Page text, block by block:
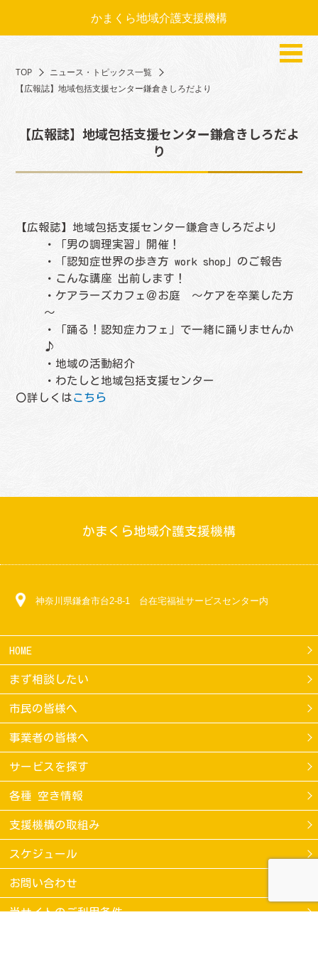
かまくら地域介護支援機構
TOP
ニュース・トピックス一覧
【広報誌】地域包括支援センター鎌倉きしろだより
【広報誌】地域包括支援センター鎌倉きしろだよ
り
【広報誌】地域包括支援センター鎌倉きしろだより
・「男の調理実習」開催！
・「認知症世界の歩き方 work shop」のご報告
・こんな講座 出前します！
・ケアラーズカフェ＠お庭 ～ケアを卒業した方
～
・「踊る！認知症カフェ」で一緒に踊りませんか
♪
・地域の活動紹介
・わたしと地域包括支援センター
〇詳しくはこちら
かまくら地域介護支援機構
神奈川県鎌倉市台2-8-1 台在宅福祉サービスセンター内
HOME
まず相談したい
市民の皆様へ
事業者の皆様へ
サービスを探す
各種 空き情報
支援機構の取組み
スケジュール
お問い合わせ
当サイトのご利用条件